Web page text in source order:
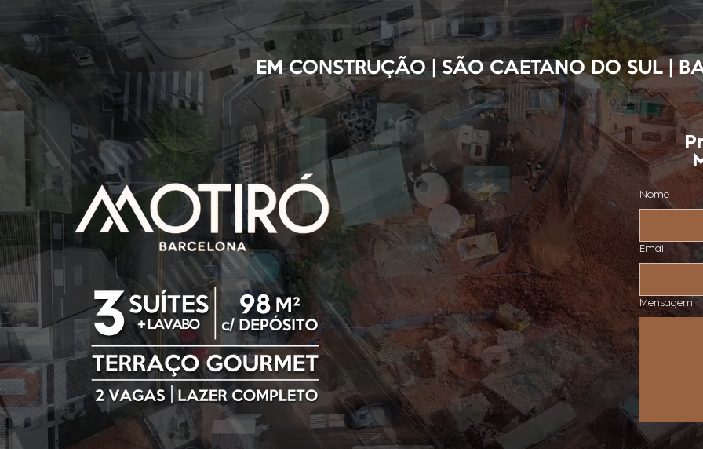
EM CONSTRUÇÃO | SÃO CAETANO DO SUL |
Nome
Email
Mensagem